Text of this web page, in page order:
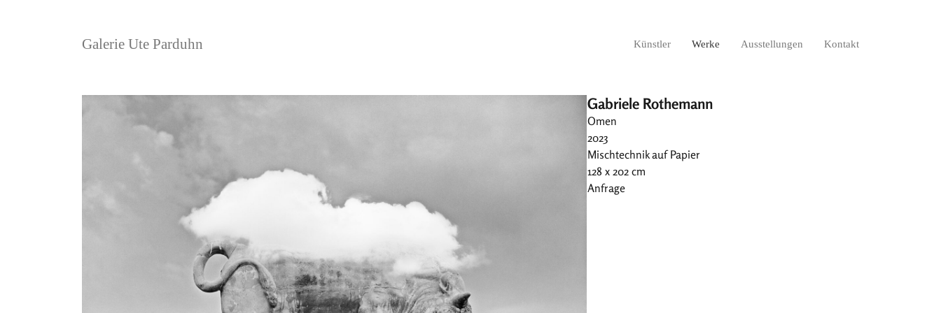
Galerie Ute Parduhn Künstler Werke Ausstellungen Kontakt
Gabriele Rothemann
Omen
2023
Mischtechnik auf Papier
128 x 202 cm
Anfrage